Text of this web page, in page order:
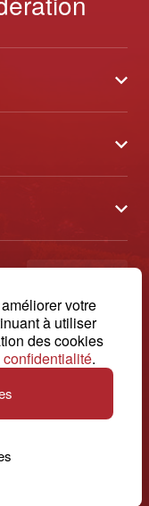
votre
à utiliser
des cookies
.